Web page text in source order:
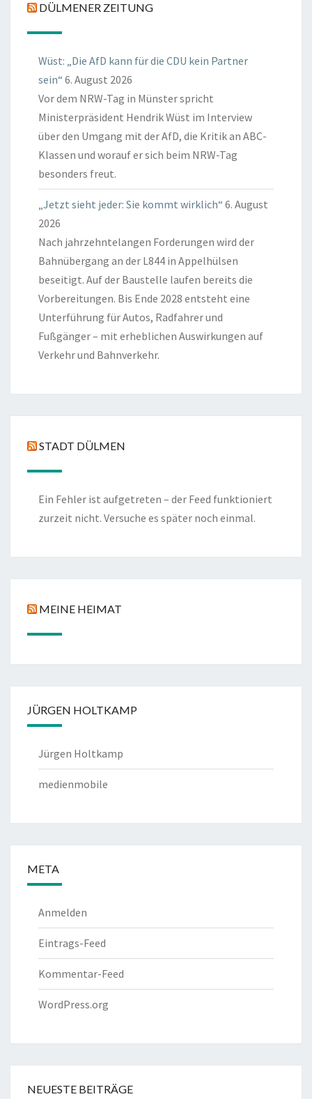
DÜLMENER ZEITUNG
Wüst: „Die AfD kann für die CDU kein Partner
sein“ 6. August 2026
Vor dem NRW-Tag in Münster spricht
Ministerpräsident Hendrik Wüst im Interview
über den Umgang mit der AfD, die Kritik an ABC-
Klassen und worauf er sich beim NRW-Tag
besonders freut.
„Jetzt sieht jeder: Sie kommt wirklich“ 6. August
2026
Nach jahrzehntelangen Forderungen wird der
Bahnübergang an der L844 in Appelhülsen
beseitigt. Auf der Baustelle laufen bereits die
Vorbereitungen. Bis Ende 2028 entsteht eine
Unterführung für Autos, Radfahrer und
Fußgänger – mit erheblichen Auswirkungen auf
Verkehr und Bahnverkehr.
STADT DÜLMEN
Ein Fehler ist aufgetreten – der Feed funktioniert
zurzeit nicht. Versuche es später noch einmal.
MEINE HEIMAT
JÜRGEN HOLTKAMP
Jürgen Holtkamp
medienmobile
META
Anmelden
Eintrags-Feed
Kommentar-Feed
WordPress.org
NEUESTE BEITRÄGE